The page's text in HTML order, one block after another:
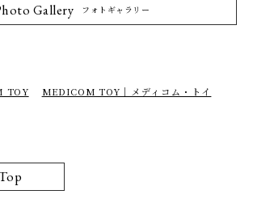
Gallery フォトギャラリー
TOY MEDICOM TOY｜メディコム・トイ